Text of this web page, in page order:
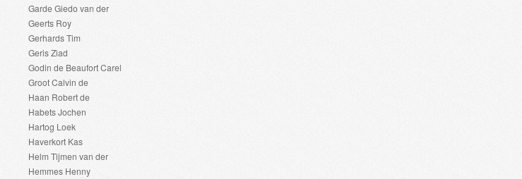
Garde Giedo van der
Geerts Roy
Gerhards Tim
Geris Ziad
Godin de Beaufort Carel
Groot Calvin de
Haan Robert de
Habets Jochen
Hartog Loek
Haverkort Kas
Helm Tijmen van der
Hemmes Henny